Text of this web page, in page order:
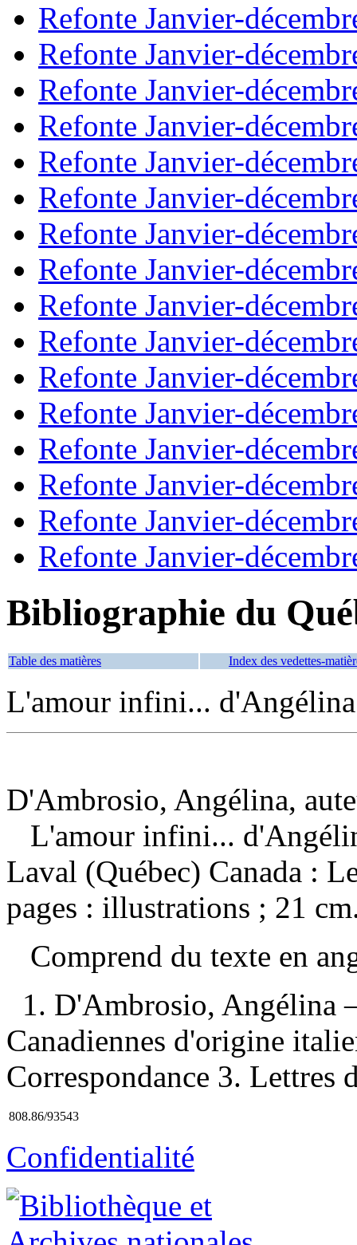
Refonte Janvier-
Refonte Janvier-
Refonte Janvier-
Refonte Janvier-
Refonte Janvier-
Refonte Janvier-
Refonte Janvier-
Refonte Janvier-
Refonte Janvier-
Refonte Janvier-
Refonte Janvier-
Refonte Janvier-
Refonte Janvier-
Refonte Janvier-
Refonte Janvier-
Refonte Janvier-
Bibliographie du
Table des matières Index des vedettes-
L'amour infini... d'Angélina
D'Ambrosio, Angélina,
L'amour infini...
Laval (Québec) Canada :
pages : illustrations ; 21
Comprend du texte en
1. D'Ambrosio, Angélina
Canadiennes d'origine
Correspondance 3. Lettres
808.86/93543
Confidentialité